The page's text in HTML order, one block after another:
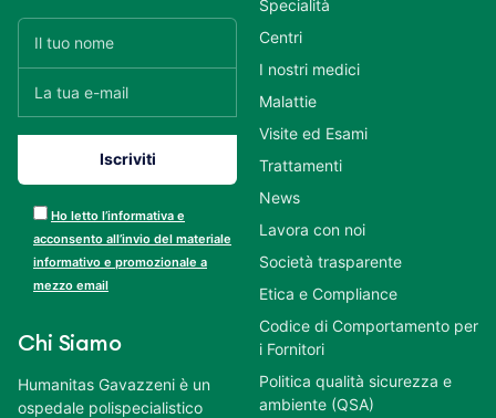
Ho letto l’informativa e
acconsento all’invio del materiale
informativo e promozionale a
mezzo email
Chi Siamo
Humanitas Gavazzeni è un
ospedale polispecialistico
Specialità
Centri
I nostri medici
Malattie
Visite ed Esami
Trattamenti
News
Lavora con noi
Società trasparente
Etica e Compliance
Codice di Comportamento per
i Fornitori
Politica qualità sicurezza e
ambiente (QSA)